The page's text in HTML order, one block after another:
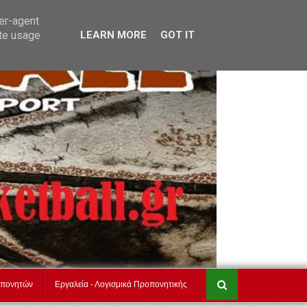
akadimiesbasket.gr
Εργαλεία - Λογισμικά Προπονητικής
agent
usage
LEARN MORE GOT IT